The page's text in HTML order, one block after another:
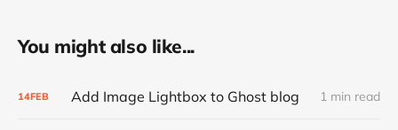
You might also like...
14FEB Add Image Lightbox to Ghost blog 1 min read